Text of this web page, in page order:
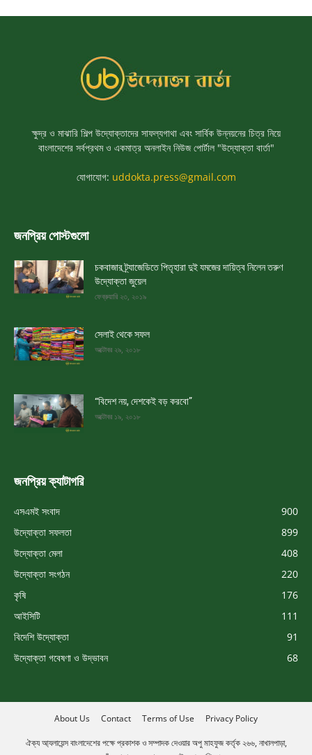
ক্ষুদ্র ও মাঝারি শিল্প উদ্যোক্তাদের সাফল্যগাথা এবং সার্বিক উন্নয়নের চিত্র নিয়ে
বাংলাদেশের সর্বপ্রথম ও একমাত্র অনলাইন নিউজ পোর্টাল "উদ্যোক্তা বার্তা"
যোগাযোগ: uddokta.press@gmail.com
জনপ্রিয় পোস্টগুলো
চকবাজার ট্র্যাজেডিতে পিতৃহারা দুই যমজের দায়িত্ব নিলেন তরুণ
উদ্যোক্তা জুয়েল
ফেব্রুয়ারি ২৩, ২০১৯
সেলাই থেকে সফল
অক্টোবর ২৯, ২০১৮
“বিদেশ নয়, দেশকেই বড় করবো”
অক্টোবর ১৯, ২০১৮
জনপ্রিয় ক্যাটাগরি
এসএমই সংবাদ
900
উদ্যোক্তা সফলতা
899
উদ্যোক্তা মেলা
408
উদ্যোক্তা সংগঠন
220
কৃষি
176
আইসিটি
111
বিদেশি উদ্যোক্তা
91
উদ্যোক্তা গবেষণা ও উদ্ভাবন
68
About Us Contact Terms of Use Privacy Policy
ঐক্য আ্যলায়েন্স বাংলাদেশের পক্ষে প্রকাশক ও সম্পাদক দেওয়ার অপু মাহফুজ কর্তৃক ২৬৬, নাখালপাড়া,